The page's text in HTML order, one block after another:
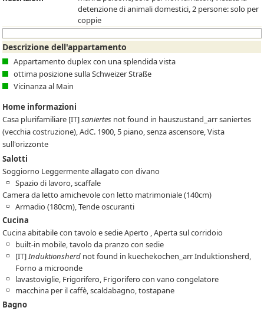
detenzione di animali domestici, 2 persone: solo per
coppie
Descrizione dell'appartamento
Appartamento duplex con una splendida vista
ottima posizione sulla Schweizer Straße
Vicinanza al Main
Home informazioni
Casa plurifamiliare [IT]saniertes not found in hauszustand_arrsaniertes
(vecchia costruzione), AdC. 1900, 5 piano, senza ascensore, Vista
sull'orizzonte
Salotti
Soggiorno Leggermente allagato con divano
Spazio di lavoro, scaffale
Camera da letto amichevole con letto matrimoniale (140cm)
Armadio (180cm), Tende oscuranti
Cucina
Cucina abitabile con tavolo e sedie Aperto , Aperta sul corridoio
built-in mobile, tavolo da pranzo con sedie
[IT]Induktionsherd not found in kuechekochen_arrInduktionsherd,
Forno a microonde
lavastoviglie, Frigorifero, Frigorifero con vano congelatore
macchina per il caffè, scaldabagno, tostapane
Bagno